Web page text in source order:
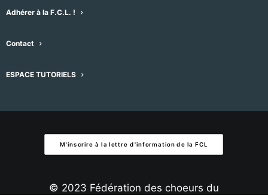
Adhérer à la F.C.L. !
Contact
ESPACE TUTORIELS
M'inscrire à la lettre d'information de la FCL
© 2023 Fédération des choeurs du